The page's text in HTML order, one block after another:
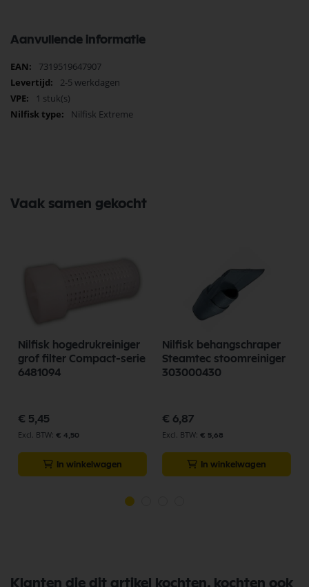
Aanvullende informatie
Meer
informatie
7319519647907
2-5 werkdagen
1 stuk(s)
Nilfisk Extreme
Vaak samen gekocht
Nilfisk hogedrukreiniger
grof filter Compact-serie
6481094
€ 5,45
€ 4,50
In winkelwagen
Nilfisk behangschraper
Steamtec stoomreiniger
303000430
€ 6,87
€ 5,68
In winkelwagen
Klanten die dit artikel kochten, kochten ook